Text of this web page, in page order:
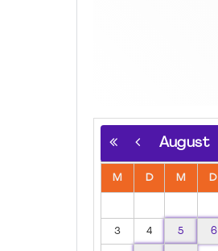
August
M D M D
3 4 5 6